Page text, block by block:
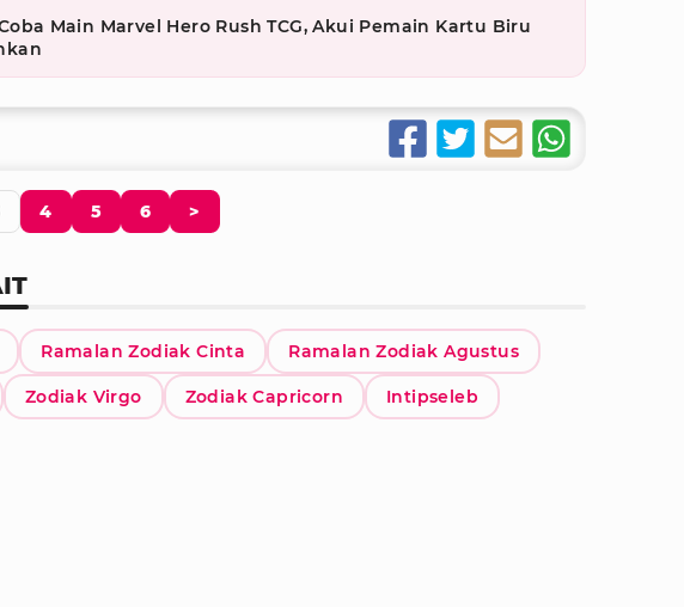
Main Marvel Hero Rush TCG, Akui Pemain Kartu Biru
4 5 6 >
Ramalan Zodiak Cinta Ramalan Zodiak Agustus
Zodiak Virgo Zodiak Capricorn Intipseleb